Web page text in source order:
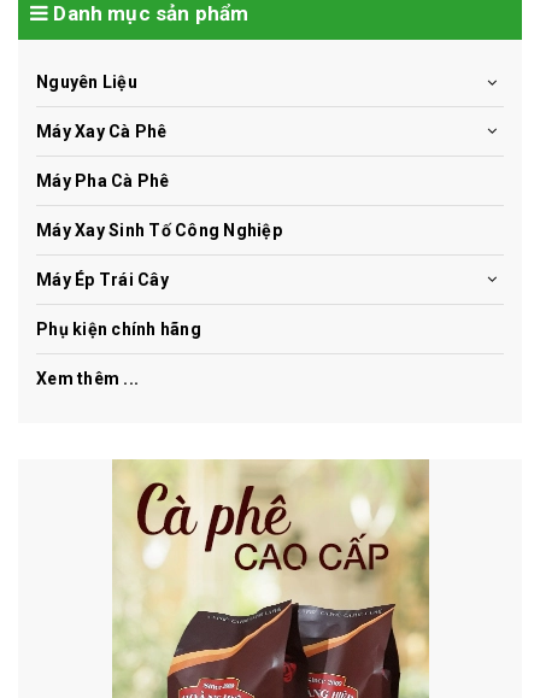
Danh mục sản phẩm
Nguyên Liệu
Máy Xay Cà Phê
Máy Pha Cà Phê
Máy Xay Sinh Tố Công Nghiệp
Máy Ép Trái Cây
Phụ kiện chính hãng
Xem thêm ...